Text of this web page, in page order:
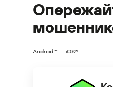
Android™ iOS®